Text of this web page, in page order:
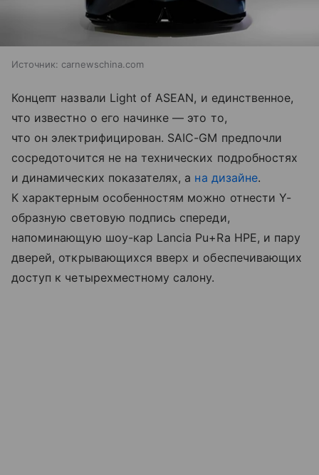
Источник: carnewschina.com
Концепт назвали Light of ASEAN, и единственное,
что известно о его начинке — это то,
что он электрифицирован. SAIC-GM предпочли
сосредоточится не на технических подробностях
и динамических показателях, а на дизайне.
К характерным особенностям можно отнести Y-
образную световую подпись спереди,
напоминающую шоу-кар Lancia Pu+Ra HPE, и пару
дверей, открывающихся вверх и обеспечивающих
доступ к четырехместному салону.